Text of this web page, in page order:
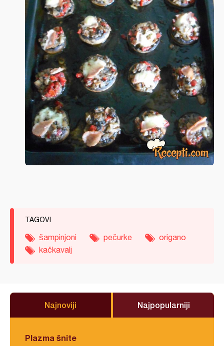
TAGOVI
šampinjoni pečurke
origano
kačkavalj
Najnoviji Najpopularniji
Plazma šnite